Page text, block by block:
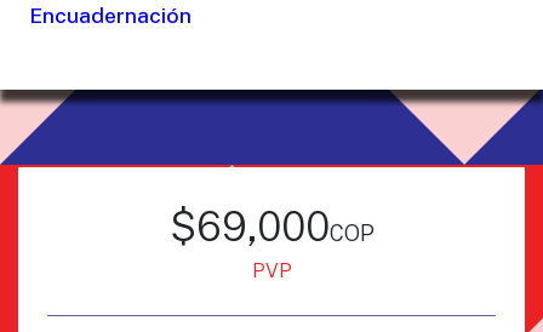
Encuadernación
$69,000cop
PVP